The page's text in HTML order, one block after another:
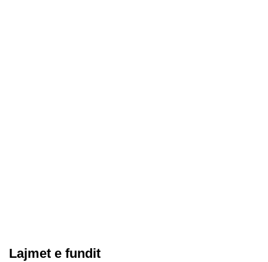
Lajmet e fundit